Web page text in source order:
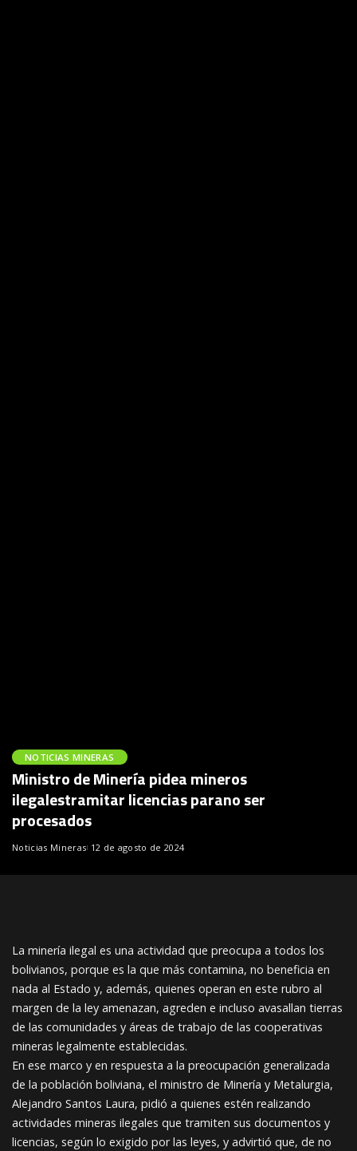
NOTICIAS MINERAS
Ministro de Minería pidea mineros
ilegalestramitar licencias parano ser
procesados
Noticias Mineras 12 de agosto de 2024
La minería ilegal es una actividad que preocupa a todos los
bolivianos, porque es la que más contamina, no beneficia en
nada al Estado y, además, quienes operan en este rubro al
margen de la ley amenazan, agreden e incluso avasallan tierras
de las comunidades y áreas de trabajo de las cooperativas
mineras legalmente establecidas.
En ese marco y en respuesta a la preocupación generalizada
de la población boliviana, el ministro de Minería y Metalurgia,
Alejandro Santos Laura, pidió a quienes estén realizando
actividades mineras ilegales que tramiten sus documentos y
licencias, según lo exigido por las leyes, y advirtió que, de no